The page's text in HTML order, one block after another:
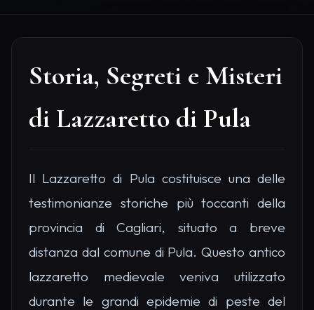
Storia, Segreti e Misteri
di Lazzaretto di Pula
Il Lazzaretto di Pula costituisce una delle
testimonianze storiche più toccanti della
provincia di Cagliari, situato a breve
distanza dal comune di Pula. Questo antico
lazzaretto medievale veniva utilizzato
durante le grandi epidemie di peste del